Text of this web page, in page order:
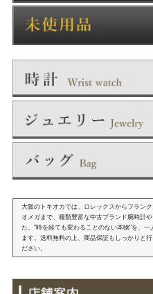
大阪のトキオカでは、ロレックスからフラン
オメガまで、種類豊富な中古ブランド腕時計
た。"時を経ても変わることのない本物"を、
ます。送料無料の上、商品保証もしっかりと
ださい。